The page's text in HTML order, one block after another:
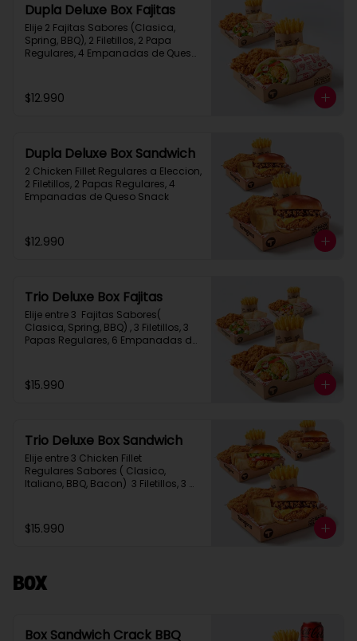
Dupla Deluxe Box Fajitas
Elije 2 Fajitas Sabores (Clasica,
Spring, BBQ), 2 Filetillos, 2 Papa
Regulares, 4 Empanadas de Queso
$12.990
Dupla Deluxe Box Sandwich
2 Chicken Fillet Regulares a Eleccion,
2 Filetillos, 2 Papas Regulares, 4
Empanadas de Queso Snack
$12.990
Trio Deluxe Box Fajitas
Elije entre 3  Fajitas Sabores(
Clasica, Spring, BBQ) , 3 Filetillos, 3
Papas Regulares, 6 Empanadas de
$15.990
Trio Deluxe Box Sandwich
Elije entre 3 Chicken Fillet
Regulares Sabores ( Clasico,
Italiano, BBQ, Bacon)  3 Filetillos, 3
$15.990
Box
Box Sandwich Crack BBQ